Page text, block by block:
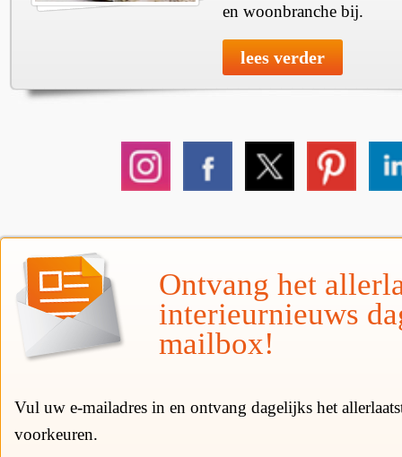
en woonbranche bij.
lees verder
Ontvang het
interieurnieuws
mailbox!
Vul uw e-mailadres in en ontvang dagelijks het
voorkeuren.